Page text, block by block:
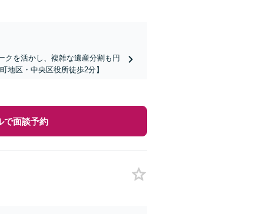
クを活かし、複雑な遺産分割も円
地区・中央区役所徒歩2分】
で面談予約